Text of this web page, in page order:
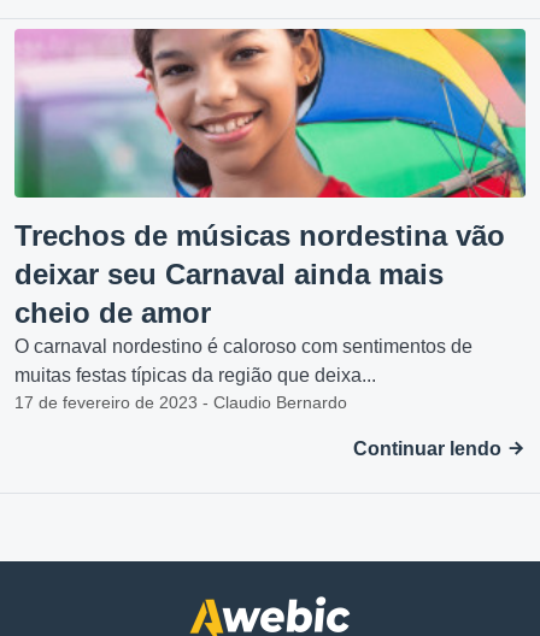
Trechos de músicas nordestina vão
deixar seu Carnaval ainda mais
cheio de amor
O carnaval nordestino é caloroso com sentimentos de
muitas festas típicas da região que deixa...
17 de fevereiro de 2023 - Claudio Bernardo
Continuar lendo